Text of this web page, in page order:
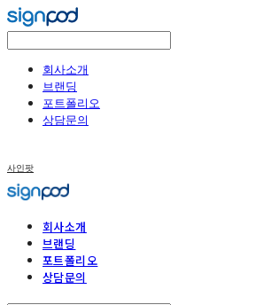
회사소개
브랜딩
포트폴리오
상담문의
사인팟
회사소개
브랜딩
포트폴리오
상담문의